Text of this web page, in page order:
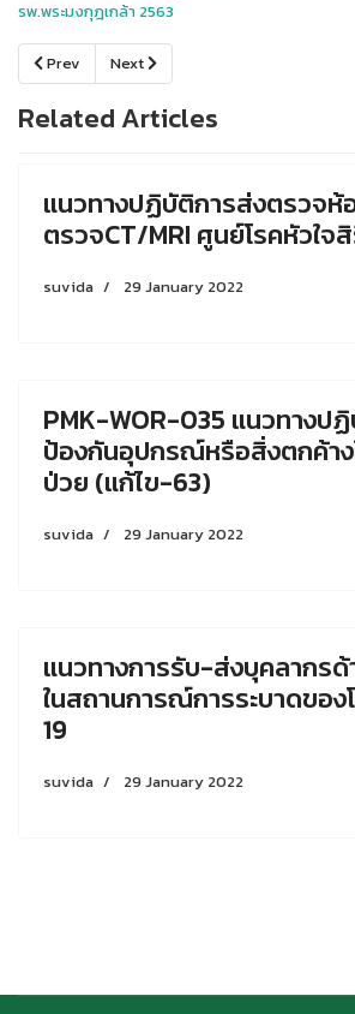
รพ.พระมงกุฎเกล้า 2563
Previous article: แนวทางการดูแลผู้ป่วย
Prev Next article: โครงการพัฒนาระบบก
Next
Related Articles
แนวทางปฏิบัติการส่งตรวจห้
ตรวจCT/MRI ศูนย์โรคหัวใจ
suvida 29 January 2022
PMK-WOR-035 แนวทางป
ป้องกันอุปกรณ์หรือสิ่งตกค้าง
ป่วย (แก้ไข-63)
suvida 29 January 2022
แนวทางการรับ-ส่งบุคลากร
ในสถานการณ์การระบาดของ
19
suvida 29 January 2022